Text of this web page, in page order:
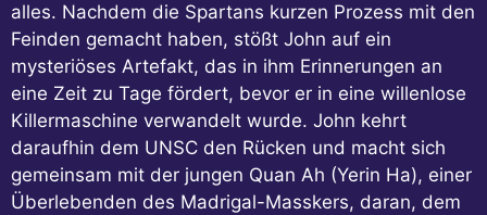
alles. Nachdem die Spartans kurzen Prozess mit den
Feinden gemacht haben, stößt John auf ein
mysteriöses Artefakt, das in ihm Erinnerungen an
eine Zeit zu Tage fördert, bevor er in eine willenlose
Killermaschine verwandelt wurde. John kehrt
daraufhin dem UNSC den Rücken und macht sich
gemeinsam mit der jungen Quan Ah (Yerin Ha), einer
Überlebenden des Madrigal-Masskers, daran, dem